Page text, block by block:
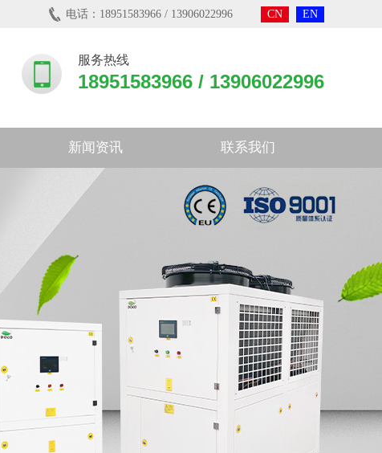
电话：18951583966 / 13906022996 CN EN
服务热线
18951583966 / 13906022996
新闻资讯 联系我们